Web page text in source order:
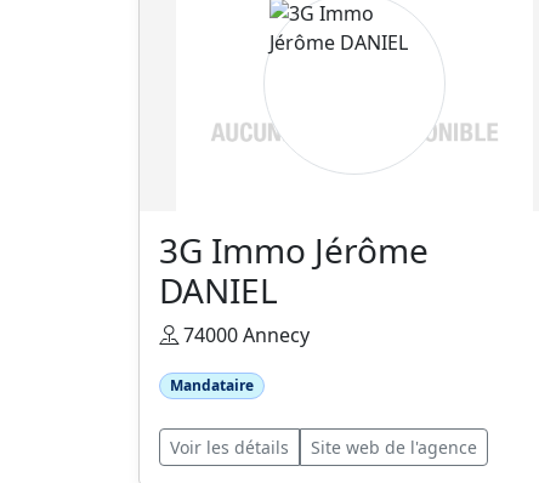
3G Immo Jérôme
DANIEL
74000 Annecy
Mandataire
Voir les détails Site web de l'agence